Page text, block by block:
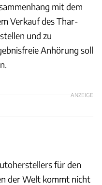
mit dem
Verkauf des Thar-
und zu
Anhörung soll
ANZEIGE
für den
der Welt kommt nicht